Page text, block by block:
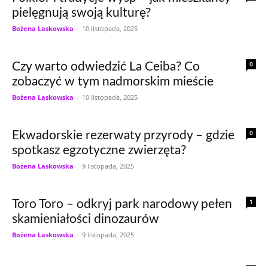
pielęgnują swoją kulturę?
Bożena Laskowska - 10 listopada, 2025
0
Czy warto odwiedzić La Ceiba? Co
zobaczyć w tym nadmorskim mieście
Bożena Laskowska - 10 listopada, 2025
0
Ekwadorskie rezerwaty przyrody – gdzie
spotkasz egzotyczne zwierzęta?
Bożena Laskowska - 9 listopada, 2025
1
Toro Toro – odkryj park narodowy pełen
skamieniałości dinozaurów
Bożena Laskowska - 9 listopada, 2025